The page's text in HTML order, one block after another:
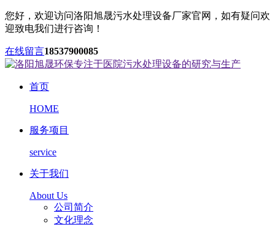
您好，欢迎访问洛阳旭晟污水处理设备厂家官网，如有疑问欢
迎致电我们进行咨询！
在线留言18537900085
首页
HOME
服务项目
service
关于我们
About Us
公司简介
文化理念